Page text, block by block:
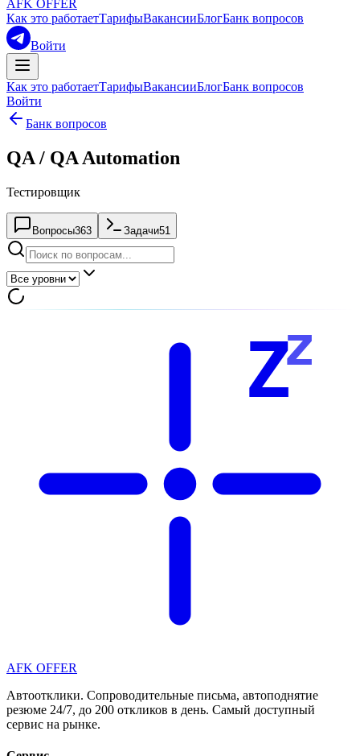
AFK OFFER
Как это работаетТарифыВакансииБлогБанк вопросов
Войти
Как это работаетТарифыВакансииБлогБанк вопросов
Войти
Банк вопросов
QA / QA Automation
Тестировщик
Вопросы363 Задачи51
Zz
AFK OFFER
Автоотклики. Сопроводительные письма, автоподнятие
резюме 24/7, до 200 откликов в день. Самый доступный
сервис на рынке.